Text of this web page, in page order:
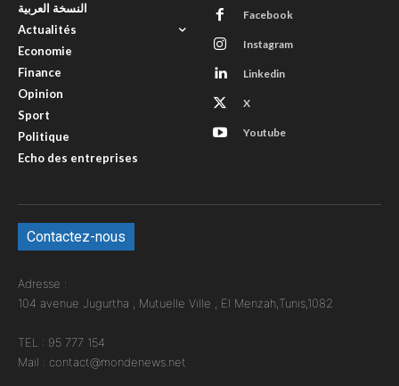
النسخة العربية
Actualités
Economie
Finance
Opinion
Sport
Politique
Echo des entreprises
Facebook
Instagram
Linkedin
X
Youtube
Contactez-nous
Adresse :
104 avenue Jugurtha , Mutuelle Ville , El Menzah,Tunis,1082
TEL : 95 777 154
Mail : contact@mondenews.net